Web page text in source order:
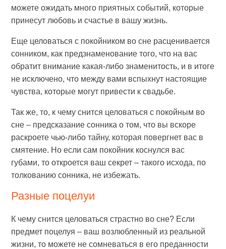
можете ожидать много приятных событий, которые
принесут любовь и счастье в вашу жизнь.
Еще целоваться с покойником во сне расценивается
сонником, как предзнаменование того, что на вас
обратит внимание какая-либо знаменитость, и в итоге
не исключено, что между вами вспыхнут настоящие
чувства, которые могут привести к свадьбе.
Так же, то, к чему снится целоваться с покойным во
сне – предсказание сонника о том, что вы вскоре
раскроете чью-либо тайну, которая повергнет вас в
смятение. Но если сам покойник коснулся вас
губами, то откроется ваш секрет – такого исхода, по
толкованию сонника, не избежать.
Разные поцелуи
К чему снится целоваться страстно во сне? Если
предмет поцелуя – ваш возлюбленный из реальной
жизни, то можете не сомневаться в его преданности